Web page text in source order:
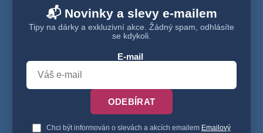
📬 Novinky a slevy e-mailem
Tipy na dárky a exkluzivní akce. Žádný spam, odhlásíte
se kdykoli.
E-mail
ODEBÍRAT
Chci být informován o slevách a akcích emailem Emailový